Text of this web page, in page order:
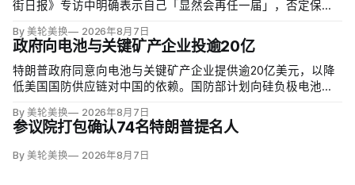
街日报》专访中明确表示自己「显然会再任一届」，否定保守
者的呼声。76岁的阿利托称这类催退提醒他生命有限，却也暗
含法官可以互换的误解。
By 美轮美换 2026年8月7日
政府向电池与关键矿产企业投逾20亿
特朗普政府同意向电池与关键矿产企业提供逾20亿美元，以降
低美国国防供应链对中国的依赖。国防部计划向硅负极电池公
开采钪的日出能源金属公司（Sunrise Energy Metals）提供4亿
美元贷款，美…
By 美轮美换 2026年8月7日
参议院打包确认74名特朗普提名人
By 美轮美换 2026年8月7日